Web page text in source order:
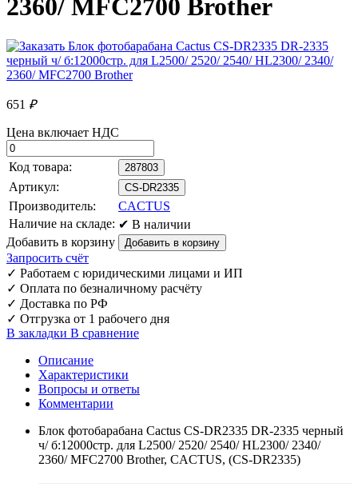
2360/ MFC2700 Brother
651 ₽
Цена включает НДС
Код товара: 287803
Артикул: CS-DR2335
Производитель:
CACTUS
Наличие на складе: ✔ В наличии
Добавить в корзину
Запросить счёт
✓ Работаем с юридическими лицами и ИП
✓ Оплата по безналичному расчёту
✓ Доставка по РФ
✓ Отгрузка от 1 рабочего дня
В закладки В сравнение
Описание
Характеристики
Вопросы и ответы
Комментарии
Блок фотобарабана Cactus CS-DR2335 DR-2335 черный
ч/ б:12000стр. для L2500/ 2520/ 2540/ HL2300/ 2340/
2360/ MFC2700 Brother, CACTUS, (CS-DR2335)